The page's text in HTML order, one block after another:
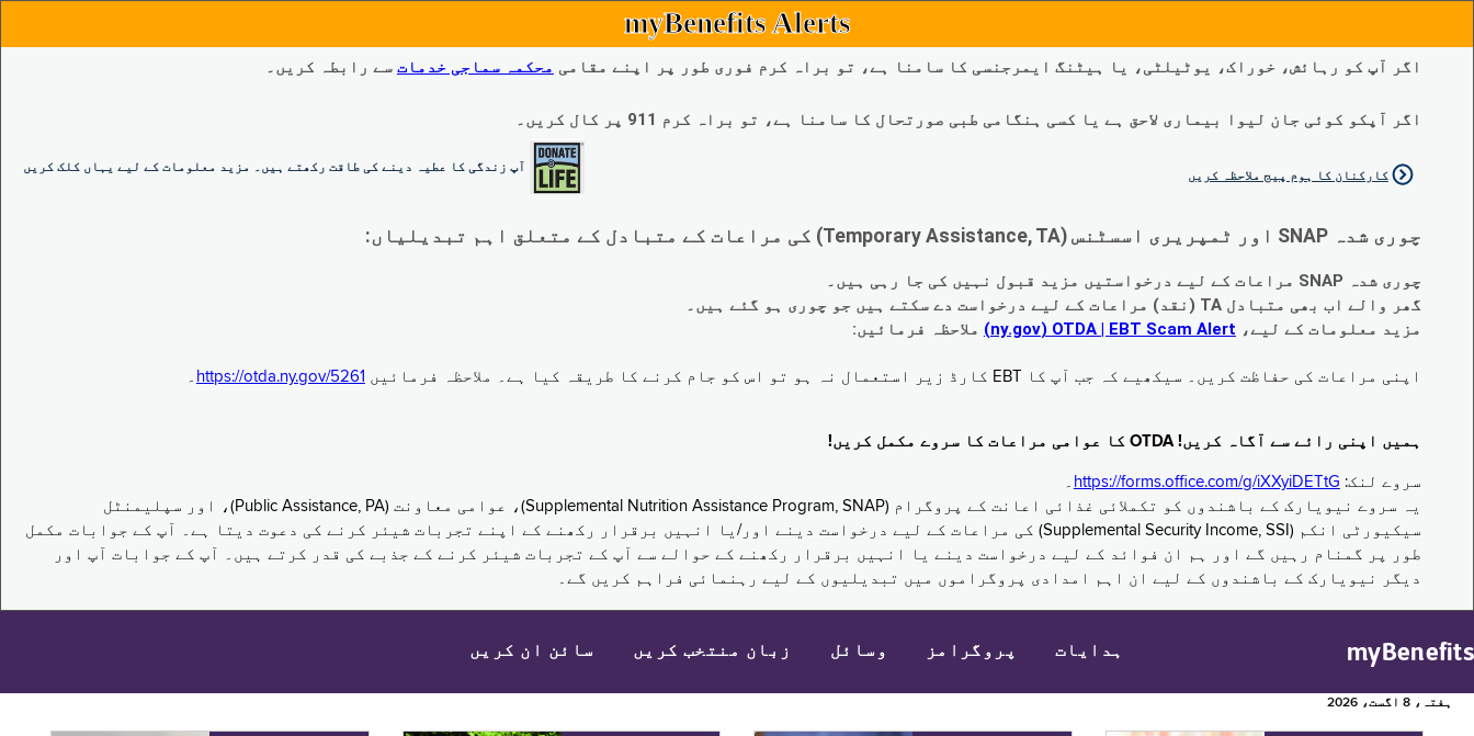
myBenefits Alerts
اگر آپ کو رہائش، خوراک، یوٹیلٹی، یا ہیٹنگ ایمرجنسی کا سامنا ہے، تو براہ کرم فوری طور پر اپنے مقامی محکمہ سماجی خدمات سے رابطہ کریں۔
اگر آپکو کوئی جان لیوا بیماری لاحق ہے یا کسی ہنگامی طبی صورتحال کا سامنا ہے، تو براہ کرم 911 پر کال کریں۔
آپ زندگی کا عطیہ دینے کی طاقت رکھتے ہیں۔ مزید معلومات کے لیے یہاں کلک کریں
کارکنان کا ہوم پیج ملاحظہ کریں
چوری شدہ SNAP اور ٹمپریری اسسٹنس (Temporary Assistance, TA) کی مراعات کے متبادل کے متعلق اہم تبدیلیاں:
چوری شدہ SNAP مراعات کے لیے درخواستیں مزید قبول نہیں کی جا رہی ہیں۔
گھر والے اب بھی متبادل TA (نقد) مراعات کے لیے درخواست دے سکتے ہیں جو چوری ہو گئے ہیں۔
مزید معلومات کے لیے، EBT Scam Alert ‏| OTDA ‏(ny.gov) ملاحظہ فرمائیں:
اپنی مراعات کی حفاظت کریں۔ سیکھیے کہ جب آپ کا EBT کارڈ زیر استعمال نہ ہو تو اس کو جام کرنے کا طریقہ کیا ہے۔ ملاحظہ فرمائیں https://otda.ny.gov/5261 ۔
ہمیں اپنی رائے سے آگاہ کریں! OTDA کا عوامی مراعات کا سروے مکمل کریں!
سروے لنک: https://forms.office.com/g/iXXyiDETtG ۔
یہ سروے نیویارک کے باشندوں کو تکملائی غذائی اعانت کے پروگرام (Supplemental Nutrition Assistance Program, SNAP)، عوامی معاونت (Public Assistance, PA)، اور سپلیمنٹل
سیکیورٹی انکم (Supplemental Security Income, SSI) کی مراعات کے لیے درخواست دینے اور/یا انہیں برقرار رکھنے کے اپنے تجربات شیئر کرنے کی دعوت دیتا ہے۔ آپ کے جوابات مکمل
طور پر گمنام رہیں گے اور ہم ان فوائد کے لیے درخواست دینے یا انہیں برقرار رکھنے کے حوالے سے آپ کے تجربات شیئر کرنے کے جذبے کی قدر کرتے ہیں۔ آپ کے جوابات آپ اور
دیگر نیویارک کے باشندوں کے لیے ان اہم امدادی پروگراموں میں تبدیلیوں کے لیے رہنمائی فراہم کریں گے۔
myBenefits ہدایات پروگرامز وسائل زبان منتخب کریں سائن ان کریں
ہفتہ، 8 اگست، 2026